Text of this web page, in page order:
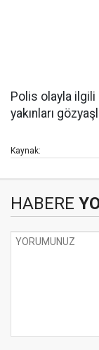
Polis olayla
yakınları
Kaynak:
HABERE